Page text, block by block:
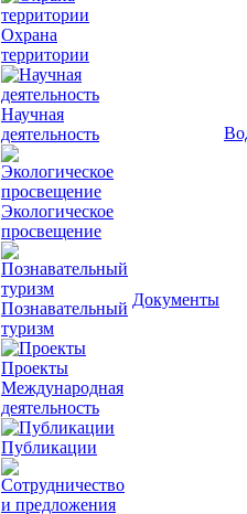
Охрана
территории
Научная
деятельность
Экологическое
просвещение
Познавательный
туризм
Проекты
Международная
деятельность
Публикации
Документы